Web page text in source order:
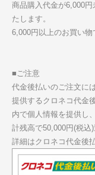
商品購入代金が6,000
たします。
6,000円以上のお買い物
■ご注意
代金後払いのご注文に
提供するクロネコ代金
内で個人情報を提供し
計残高で50,000円(税込)
詳細はクロネコ代金後